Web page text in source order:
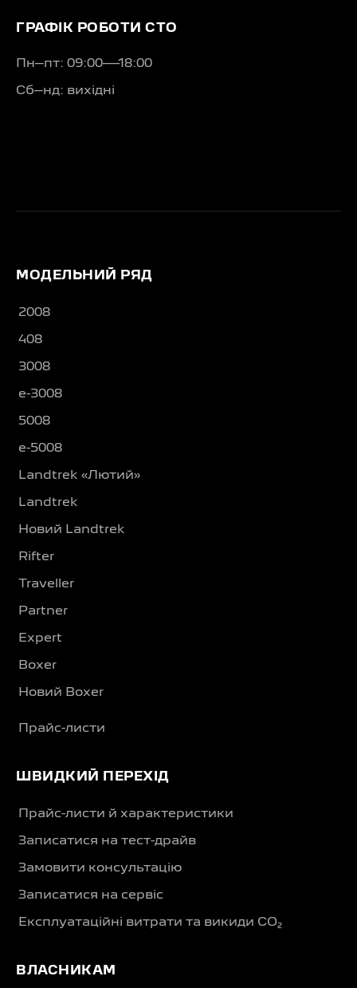
ГРАФІК РОБОТИ СТО
Пн–пт: 09:00—18:00
Сб–нд: вихідні
МОДЕЛЬНИЙ РЯД
2008
408
3008
e-3008
5008
e-5008
Landtrek «Лютий»
Landtrek
Новий Landtrek
Rifter
Traveller
Partner
Expert
Boxer
Новий Boxer
Прайс-листи
ШВИДКИЙ ПЕРЕХІД
Прайс-листи й характеристики
Записатися на тест-драйв
Замовити консультацію
Записатися на сервіс
Експлуатаційні витрати та викиди CO₂
ВЛАСНИКАМ